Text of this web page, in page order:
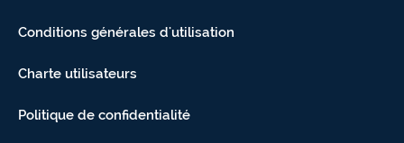
Conditions générales d'utilisation
Charte utilisateurs
Politique de confidentialité